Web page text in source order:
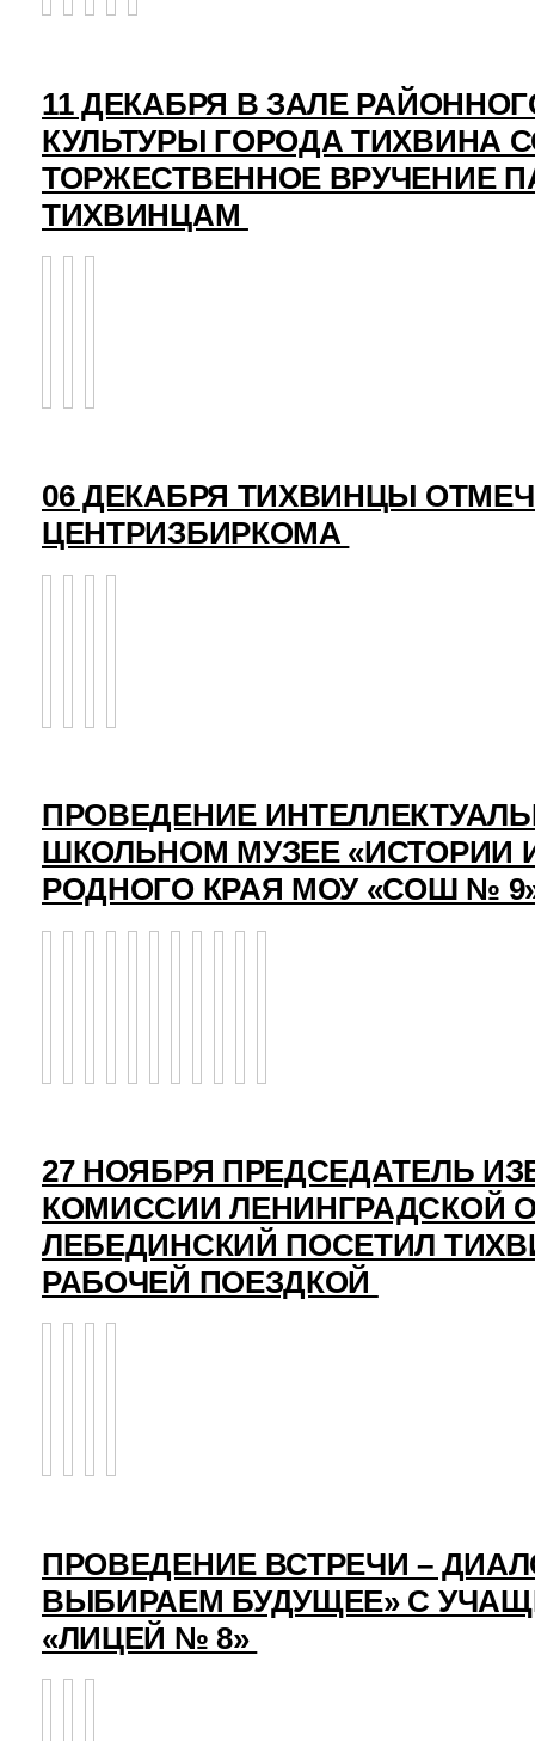
11 ДЕКАБРЯ В ЗАЛЕ
КУЛЬТУРЫ ГОРОДА ТИХВИНА
ТОРЖЕСТВЕННОЕ ВРУЧЕНИЕ
ТИХВИНЦАМ
06 ДЕКАБРЯ ТИХВИНЦЫ
ЦЕНТРИЗБИРКОМА
ПРОВЕДЕНИЕ
ШКОЛЬНОМ МУЗЕЕ «ИСТОРИИ
РОДНОГО КРАЯ МОУ «СОШ №
27 НОЯБРЯ ПРЕДСЕДАТЕЛЬ
КОМИССИИ ЛЕНИНГРАДСКОЙ
ЛЕБЕДИНСКИЙ ПОСЕТИЛ
РАБОЧЕЙ ПОЕЗДКОЙ
ПРОВЕДЕНИЕ ВСТРЕЧИ –
ВЫБИРАЕМ БУДУЩЕЕ» С
«ЛИЦЕЙ № 8»